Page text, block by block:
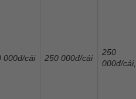
000đ/cái 250 000đ/cái
250
000đ/cái,